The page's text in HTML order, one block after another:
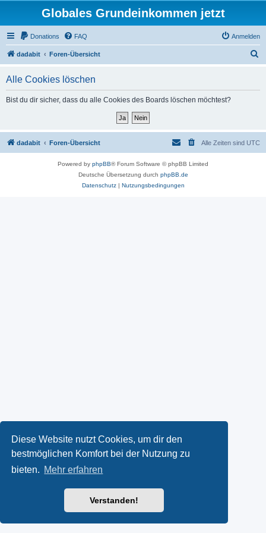
Diese Website nutzt Cookies, um dir den
bestmöglichen Komfort bei der Nutzung zu
bieten. Mehr erfahren
Verstanden!
Globales Grundeinkommen jetzt
Donations FAQ Anmelden
dadabit Foren-Übersicht
Alle Cookies löschen
Bist du dir sicher, dass du alle Cookies des Boards löschen möchtest?
dadabit Foren-Übersicht Alle Zeiten sind UTC
Powered by phpBB® Forum Software © phpBB Limited
Deutsche Übersetzung durch phpBB.de
Datenschutz| Nutzungsbedingungen